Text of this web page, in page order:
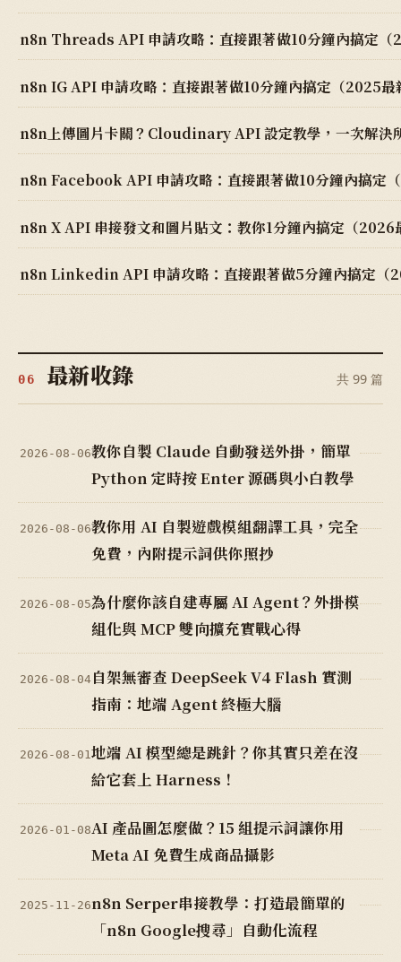
n8n Threads API 申請攻略：直接跟著做10分鐘內搞定（
n8n IG API 申請攻略：直接跟著做10分鐘內搞定（2025最
n8n上傳圖片卡關？Cloudinary API 設定教學，一次解決
n8n Facebook API 申請攻略：直接跟著做10分鐘內搞定
n8n X API 串接發文和圖片貼文：教你1分鐘內搞定（2026
n8n Linkedin API 申請攻略：直接跟著做5分鐘內搞定（
06 最新收錄 共 99 篇
2026-08-06教你自製 Claude 自動發送外掛，簡單
Python 定時按 Enter 源碼與小白教學
2026-08-06教你用 AI 自製遊戲模組翻譯工具，完全
免費，內附提示詞供你照抄
2026-08-05為什麼你該自建專屬 AI Agent？外掛模
組化與 MCP 雙向擴充實戰心得
2026-08-04自架無審查 DeepSeek V4 Flash 實測
指南：地端 Agent 終極大腦
2026-08-01地端 AI 模型總是跳針？你其實只差在沒
給它套上 Harness！
2026-01-08AI 產品圖怎麼做？15 組提示詞讓你用
Meta AI 免費生成商品攝影
2025-11-26n8n Serper串接教學：打造最簡單的
「n8n Google搜尋」自動化流程